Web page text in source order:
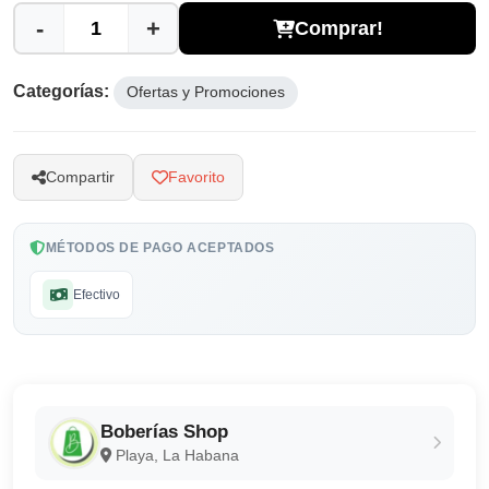
- + Comprar!
Categorías: Ofertas y Promociones
Compartir Favorito
MÉTODOS DE PAGO ACEPTADOS
Efectivo
Boberías Shop
Playa, La Habana